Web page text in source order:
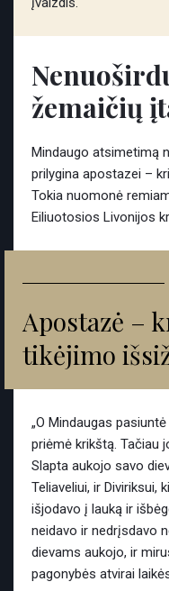
žemaičių
Mindaugo atsimetimą
prilygina apostazei –
Tokia nuomonė
Eiliuotosios Livonijos
Apostazė –
tikėjimo
„O Mindaugas
priėmė krikštą. Tačiau
Slapta aukojo savo
Teliaveliui, ir Diviriksui,
išjodavo į lauką ir
neidavo ir nedrįsdavo
dievams aukojo, ir
pagonybės atvirai